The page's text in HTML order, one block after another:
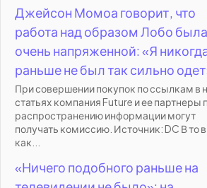
Джейсон Момоа говорит, что
работа над образом Лобо была
очень напряженной: «Я
раньше не был так сильно
При совершении покупок по ссылкам в
статьях компания Future и ее партнеры
распространению информации могут
получать комиссию. Источник: DC В то
как...
«Ничего подобного раньше на